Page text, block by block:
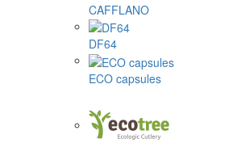
CAFFLANO
DF64
ECO capsules